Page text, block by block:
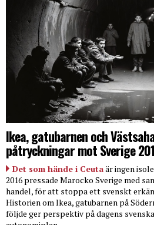
Ikea, gatubarnen och
påtryckningar mot Sverige
Det som hände i Ceutaär ingen
2016 pressade Marocko Sverige med
handel, för att stoppa ett svenskt
Historien om Ikea, gatubarnen på
följde ger perspektiv på dagens